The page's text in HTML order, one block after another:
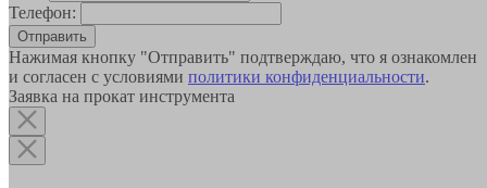
Телефон:
Отправить
Нажимая кнопку "Отправить" подтверждаю, что я ознакомлен
и согласен с условиями политики конфиденциальности.
Заявка на прокат инструмента